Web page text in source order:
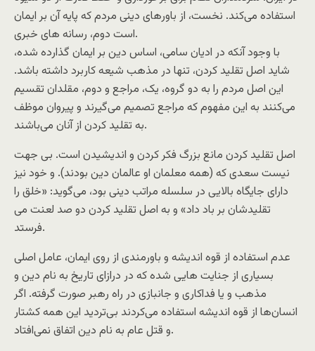
استفاده می‌کند. نخست، از باورهای دینی مردم که پایه آن بر ایمان
است دوم، رسانه های خبری.
با وجود آنکه در ادیان سامی، اساس دین بر ایمان گذارده شده،
شاید اصل تقلید کردن، تنها در مذهب شیعه کاربرد داشته باشد.
این اصل مردم را به دو گروه، یک، مراجع و دوم، مقلدان تقسیم
می‌کنند به این مفهوم که مراجع تصمیم می‌گیرند و پیروان موظف
به تقلید کردن از آنان می‌باشند.
اصل تقلید کردن مانع بزرگ فکر کردن و اندیشیدن است. بی جهت
نیست سعدی که (همه معلمان او عالمان دین بودند). و خود نیز
دارای جایگاه بالایی در سلسله مراتب دینی بود، می‌گوید: «خلق را
تقلیدشان بر باد داد» و به اصل تقلید کردن دو صد لعنت می
فرستد.
عدم استفاده از قوه اندیشه و باورمندی از روی ایمان، عامل اصلی
بسیاری از جنایت هایی شده که در درازای تاریخ به نام دین و
مذهب و یا فداکاری و جانبازی در راه رهبر صورت گرفته. اگر
انسان‌ها از قوه اندیشه استفاده می‌کردند بی‌تردید این همه کشتار
و قتل عام به نام دین اتفاق نمی‌افتاد.